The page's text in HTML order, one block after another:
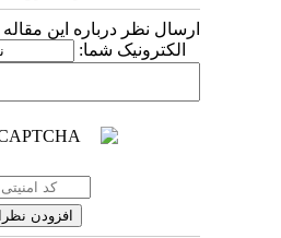
ارسال نظر درباره این مقاله
الکترونیک شما: